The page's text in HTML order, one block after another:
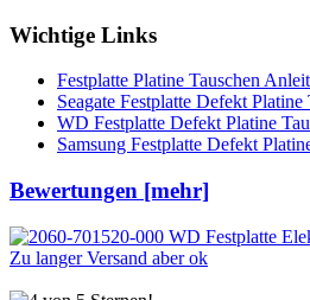
Wichtige Links
Festplatte Platine Tauschen
Seagate Festplatte Defekt Platine
WD Festplatte Defekt Platine
Samsung Festplatte Defekt
Bewertungen [mehr]
Zu langer Versand aber ok